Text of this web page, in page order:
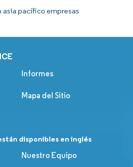
pacífico empresas
Informes
Mapa del Sitio
disponibles en inglés
Nuestro Equipo